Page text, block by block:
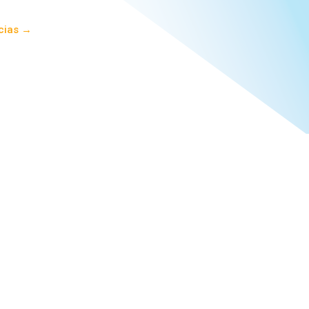
semestre de cada ano. O número de vagas
destinadas a candidatos negros (pretos e
que evoluíram diretamente para o doutorado
→